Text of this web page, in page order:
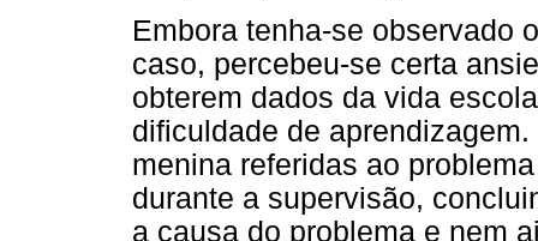
Embora tenha-se observado
caso, percebeu-se certa
obterem dados da vida
dificuldade de
menina referidas ao
durante a supervisão,
a causa do problema e nem